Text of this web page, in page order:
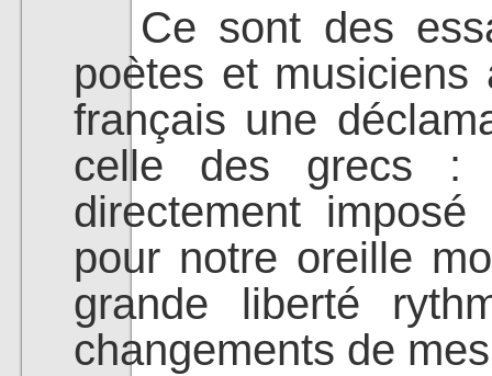
Ce sont des
poètes et
français une
celle des grecs :
directement
pour notre oreille
grande liberté
changements de